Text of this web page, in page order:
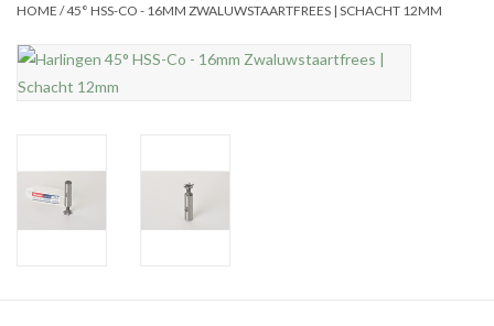
Home
Alles om te Boren |
HOME /45° HSS-CO - 16MM ZWALUWSTAARTFREES | SCHACHT 12MM